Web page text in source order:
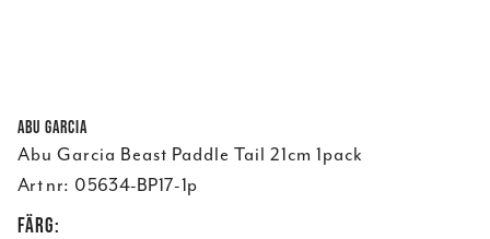
Abu Garcia
Abu Garcia Beast Paddle Tail 21cm 1pack
Art nr: 05634-BP17-1p
FÄRG: